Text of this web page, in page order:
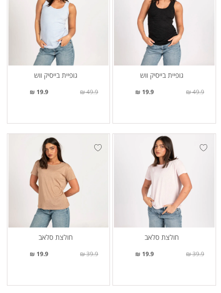
גופיית בייסיק ווש
19.9 ₪ 49.9 ₪
גופיית בייסיק ווש
19.9 ₪ 49.9 ₪
חולצת סלאב
19.9 ₪ 39.9 ₪
חולצת סלאב
19.9 ₪ 39.9 ₪